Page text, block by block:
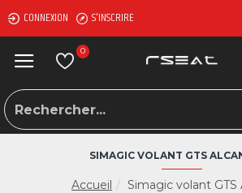
CONNEXION S'INSCRIRE
0
Accueil Simagic volant GTS
SIMAGIC VOLANT GTS